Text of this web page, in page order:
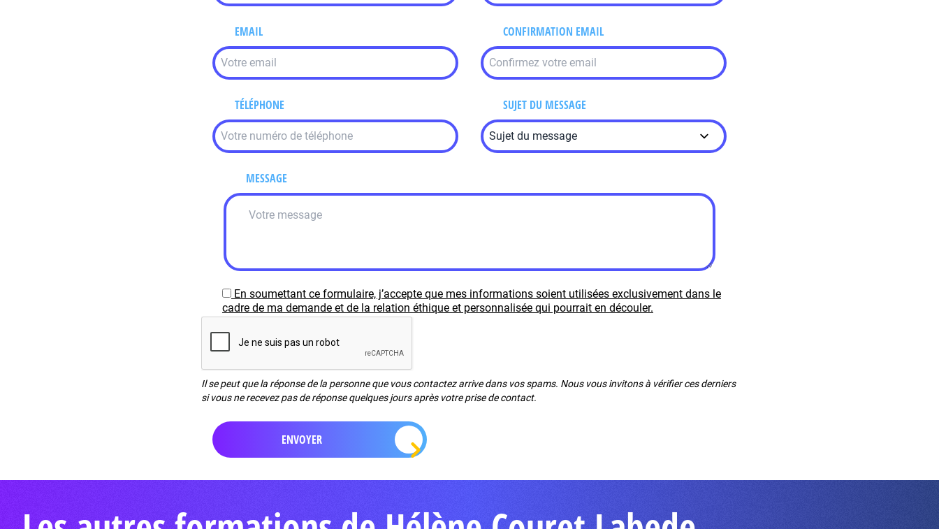
EMAIL CONFIRMATION EMAIL
TÉLÉPHONE SUJET DU MESSAGE
MESSAGE
En soumettant ce formulaire, j’accepte que mes informations soient utilisées exclusivement dans le
cadre de ma demande et de la relation éthique et personnalisée qui pourrait en découler.
Il se peut que la réponse de la personne que vous contactez arrive dans vos spams. Nous vous invitons à vérifier ces derniers
si vous ne recevez pas de réponse quelques jours après votre prise de contact.